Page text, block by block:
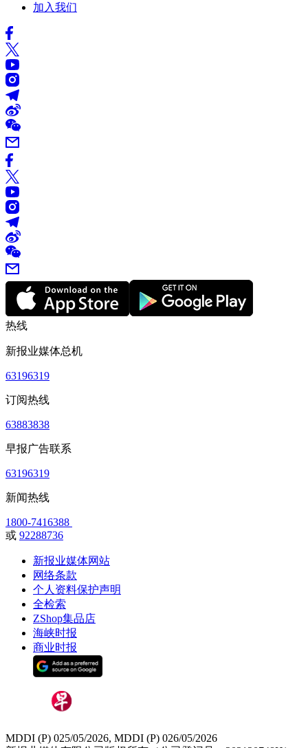
加入我们
热线
新报业媒体总机
63196319
订阅热线
63883838
早报广告联系
63196319
新闻热线
1800-7416388
或 92288736
新报业媒体网站
网络条款
个人资料保护声明
全检索
ZShop集品店
海峡时报
商业时报
MDDI (P) 025/05/2026, MDDI (P) 026/05/2026